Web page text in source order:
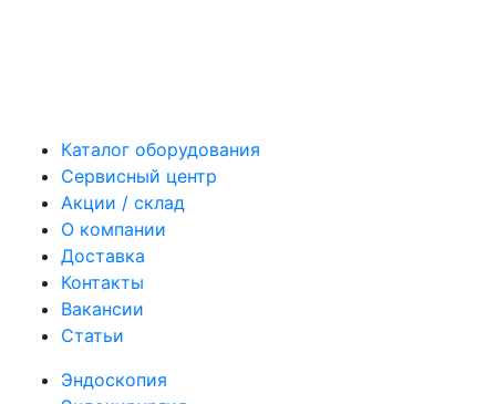
Каталог оборудования
Сервисный центр
Акции / склад
О компании
Доставка
Контакты
Вакансии
Статьи
Эндоскопия